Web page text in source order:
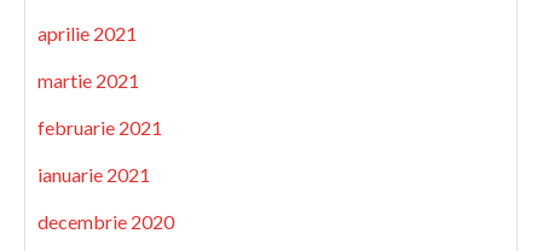
aprilie 2021
martie 2021
februarie 2021
ianuarie 2021
decembrie 2020